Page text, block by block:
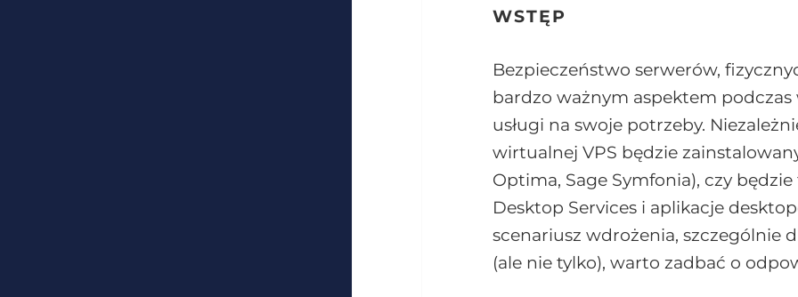
WSTĘP
Bezpieczeństwo serwerów,
bardzo ważnym aspektem
usługi na swoje potrzeby.
wirtualnej VPS będzie
Optima, Sage Symfonia), czy
Desktop Services i aplikacje
scenariusz wdrożenia, szczególnie
(ale nie tylko), warto zadbać o